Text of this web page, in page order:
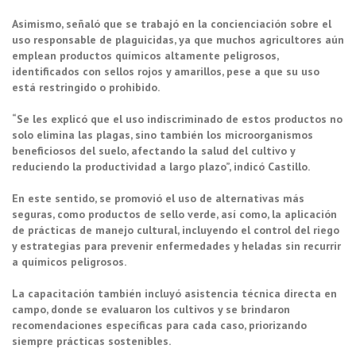
Asimismo, señaló que se trabajó en la concienciación sobre el
uso responsable de plaguicidas, ya que muchos agricultores aún
emplean productos químicos altamente peligrosos,
identificados con sellos rojos y amarillos, pese a que su uso
está restringido o prohibido.
“Se les explicó que el uso indiscriminado de estos productos no
solo elimina las plagas, sino también los microorganismos
beneficiosos del suelo, afectando la salud del cultivo y
reduciendo la productividad a largo plazo”, indicó Castillo.
En este sentido, se promovió el uso de alternativas más
seguras, como productos de sello verde, así como, la aplicación
de prácticas de manejo cultural, incluyendo el control del riego
y estrategias para prevenir enfermedades y heladas sin recurrir
a químicos peligrosos.
La capacitación también incluyó asistencia técnica directa en
campo, donde se evaluaron los cultivos y se brindaron
recomendaciones específicas para cada caso, priorizando
siempre prácticas sostenibles.